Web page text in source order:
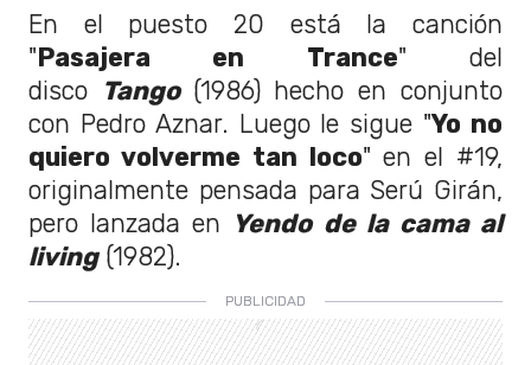
En el puesto 20 está la canción
"Pasajera en Trance" del
disco Tango (1986) hecho en conjunto
con Pedro Aznar. Luego le sigue "Yo no
quiero volverme tan loco" en el #19,
originalmente pensada para Serú Girán,
pero lanzada en Yendo de la cama al
living(1982).